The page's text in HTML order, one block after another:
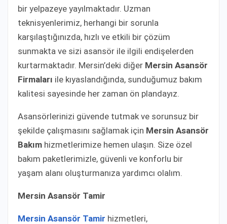
bir yelpazeye yayılmaktadır. Uzman
teknisyenlerimiz, herhangi bir sorunla
karşılaştığınızda, hızlı ve etkili bir çözüm
sunmakta ve sizi asansör ile ilgili endişelerden
kurtarmaktadır. Mersin’deki diğer Mersin Asansör
Firmaları ile kıyaslandığında, sunduğumuz bakım
kalitesi sayesinde her zaman ön plandayız.
Asansörlerinizi güvende tutmak ve sorunsuz bir
şekilde çalışmasını sağlamak için Mersin Asansör
Bakım hizmetlerimize hemen ulaşın. Size özel
bakım paketlerimizle, güvenli ve konforlu bir
yaşam alanı oluşturmanıza yardımcı olalım.
Mersin Asansör Tamir
Mersin Asansör Tamir hizmetleri,